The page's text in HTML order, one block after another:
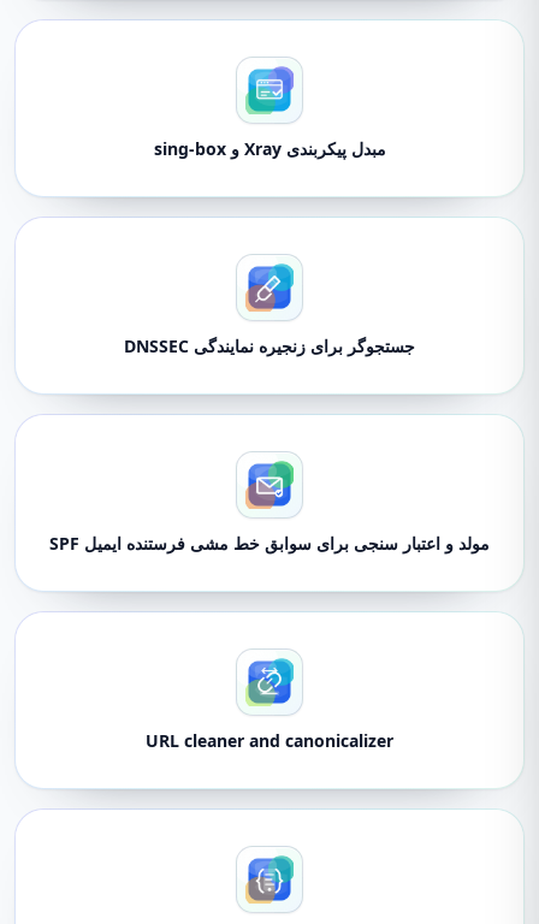
مبدل پیکربندی Xray و sing-box
جستجوگر برای زنجیره نمایندگی DNSSEC
مولد و اعتبار سنجی برای سوابق خط مشی فرستنده ایمیل SPF
URL cleaner and canonicalizer